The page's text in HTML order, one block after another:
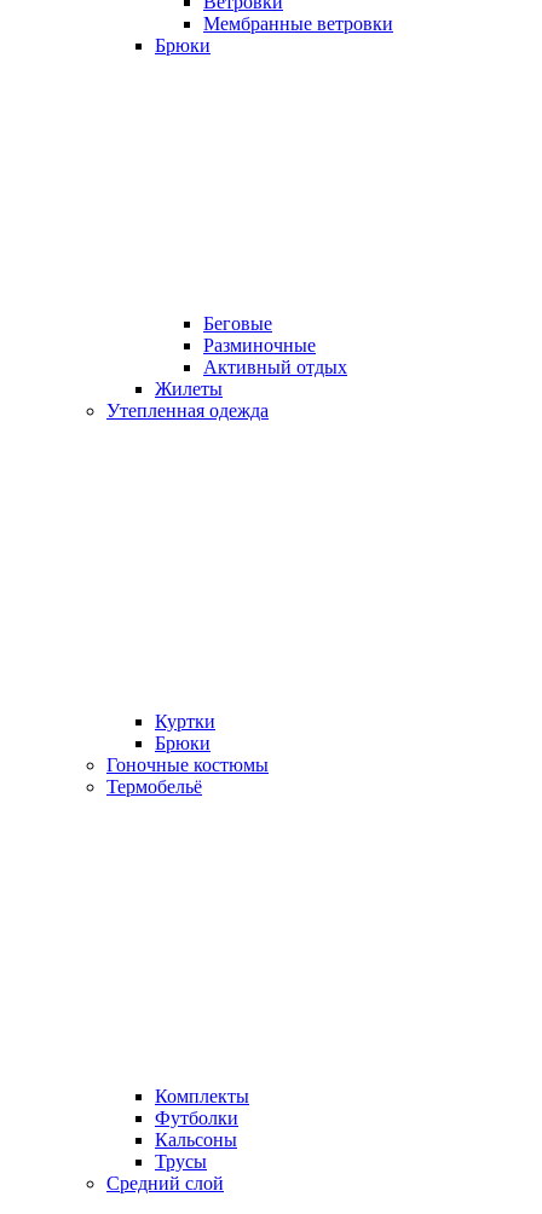
Мембранные ветровки
Брюки
Беговые
Разминочные
Активный отдых
Жилеты
Утепленная одежда
Куртки
Брюки
Гоночные костюмы
Термобельё
Комплекты
Футболки
Кальсоны
Трусы
Средний слой